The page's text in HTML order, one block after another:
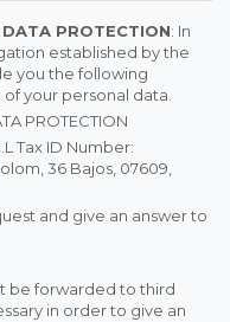
PROTECTION: In
established by the
you the following
your personal data.
PROTECTION
Tax ID Number:
36 Bajos, 07609,
and give an answer to
be forwarded to third
in order to give an